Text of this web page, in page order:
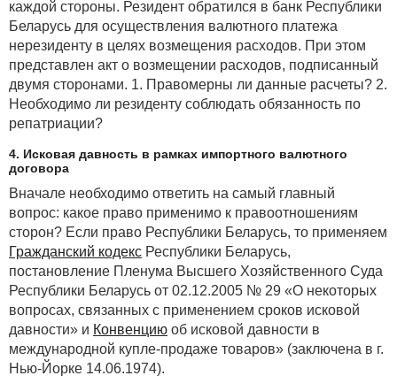
каждой стороны. Резидент обратился в банк Республики
Беларусь для осуществления валютного платежа
нерезиденту в целях возмещения расходов. При этом
представлен акт о возмещении расходов, подписанный
двумя сторонами. 1. Правомерны ли данные расчеты? 2.
Необходимо ли резиденту соблюдать обязанность по
репатриации?
4. Исковая давность в рамках импортного валютного
договора
Вначале необходимо ответить на самый главный
вопрос: какое право применимо к правоотношениям
сторон? Если право Республики Беларусь, то применяем
Гражданский кодекс Республики Беларусь,
постановление Пленума Высшего Хозяйственного Суда
Республики Беларусь от 02.12.2005 № 29 «О некоторых
вопросах, связанных с применением сроков исковой
давности» и Конвенцию об исковой давности в
международной купле-продаже товаров» (заключена в г.
Нью-Йорке 14.06.1974).